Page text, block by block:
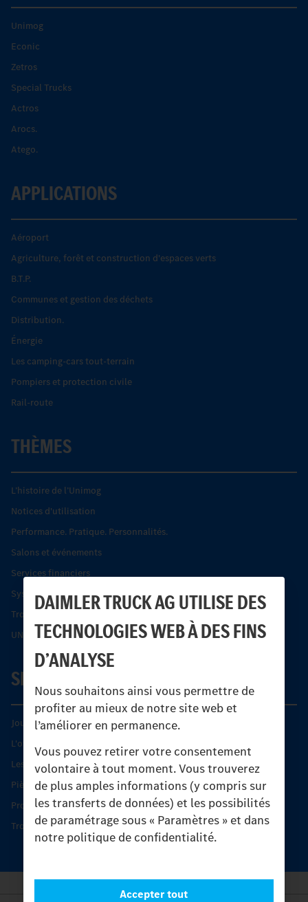
DAIMLER TRUCK AG UTILISE DES
TECHNOLOGIES WEB À DES FINS
D’ANALYSE
Nous souhaitons ainsi vous permettre de
profiter au mieux de notre site web et
l’améliorer en permanence.
Vous pouvez retirer votre consentement
volontaire à tout moment. Vous trouverez
de plus amples informations (y compris sur
les transferts de données) et les possibilités
de paramétrage sous « Paramètres » et dans
notre politique de confidentialité.
Accepter tout
Unimog
Econic
Zetros
Special Trucks
Actros
Arocs.
Atego.
APPLICATIONS
Aéroport
Agriculture, forêt et construction d'espaces verts
B.T.P.
Communes et gestion des déchets
Distribution.
Énergie
Les camping-cars tout-terrain
Pompiers et protection civile
Rail-route
THÈMES
L’histoire de l’Unimog
Notices d'utilisation
Performance. Pratique. Personnalités.
Salons et événements
Services financiers
Systèmes de sécurité Econic
Trouver un partenaire
UNI-TOUCH®
SERVICE
Journées diagnostic Technique S.A.V Unimog
L'offre de services Unimog
Les produits phares
Pièces d’origine
Protection et maintien de la valeur
Trouver un partenaire